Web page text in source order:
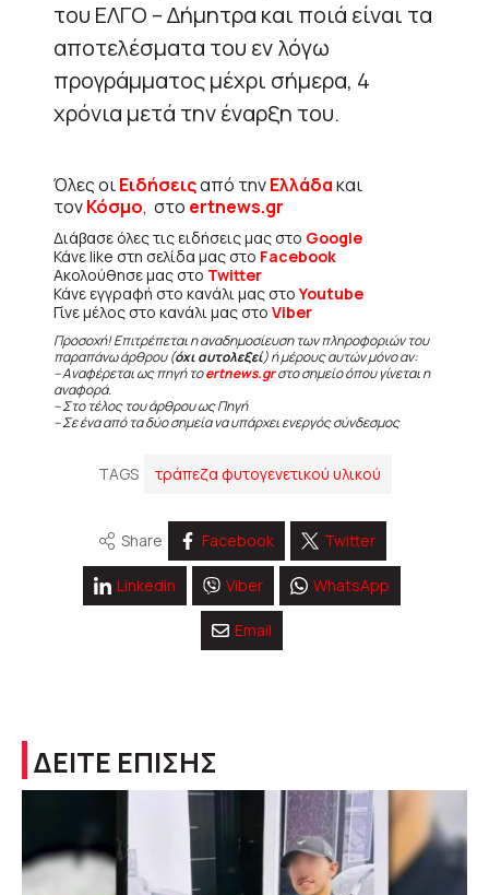
του ΕΛΓΟ – Δήμητρα και ποιά είναι τα
αποτελέσματα του εν λόγω
προγράμματος μέχρι σήμερα, 4
χρόνια μετά την έναρξη του.
Όλες οιΕιδήσειςαπό τηνΕλλάδακαι
τονΚόσμο, στο ertnews.gr
Διάβασε όλες τις ειδήσεις μας στο Google
Κάνε like στη σελίδα μας στο Facebook
Ακολούθησε μας στο Twitter
Κάνε εγγραφή στο κανάλι μας στοYoutube
Γίνε μέλος στο κανάλι μας στο Viber
Προσοχή! Επιτρέπεται η αναδημοσίευση των πληροφοριών του
παραπάνω άρθρου (όχι αυτολεξεί) ή μέρους αυτών μόνο αν:
– Αναφέρεται ως πηγή τοertnews.grστο σημείο όπου γίνεται η
αναφορά.
– Στο τέλος του άρθρου ως Πηγή
– Σε ένα από τα δύο σημεία να υπάρχει ενεργός σύνδεσμος
TAGS τράπεζα φυτογενετικού υλικού
Share Facebook Twitter
Linkedin Viber WhatsApp
Email
ΔΕΙΤΕ ΕΠΙΣΗΣ